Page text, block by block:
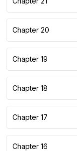
Chapter 20
Chapter 19
Chapter 18
Chapter 17
Chapter 16